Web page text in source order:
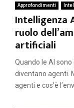
Approfondimenti
Intelligenza
ruolo
artificiali
Quando le AI
diventano agenti.
agenti e cos’è